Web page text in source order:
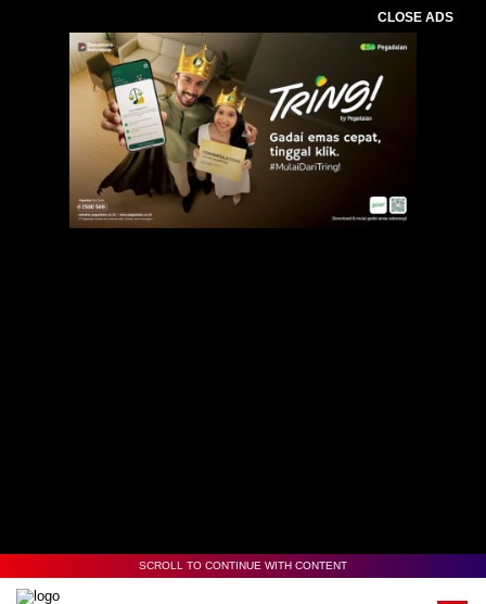
CLOSE ADS
SCROLL TO CONTINUE WITH CONTENT